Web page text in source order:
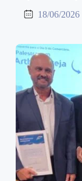
18/06/2026